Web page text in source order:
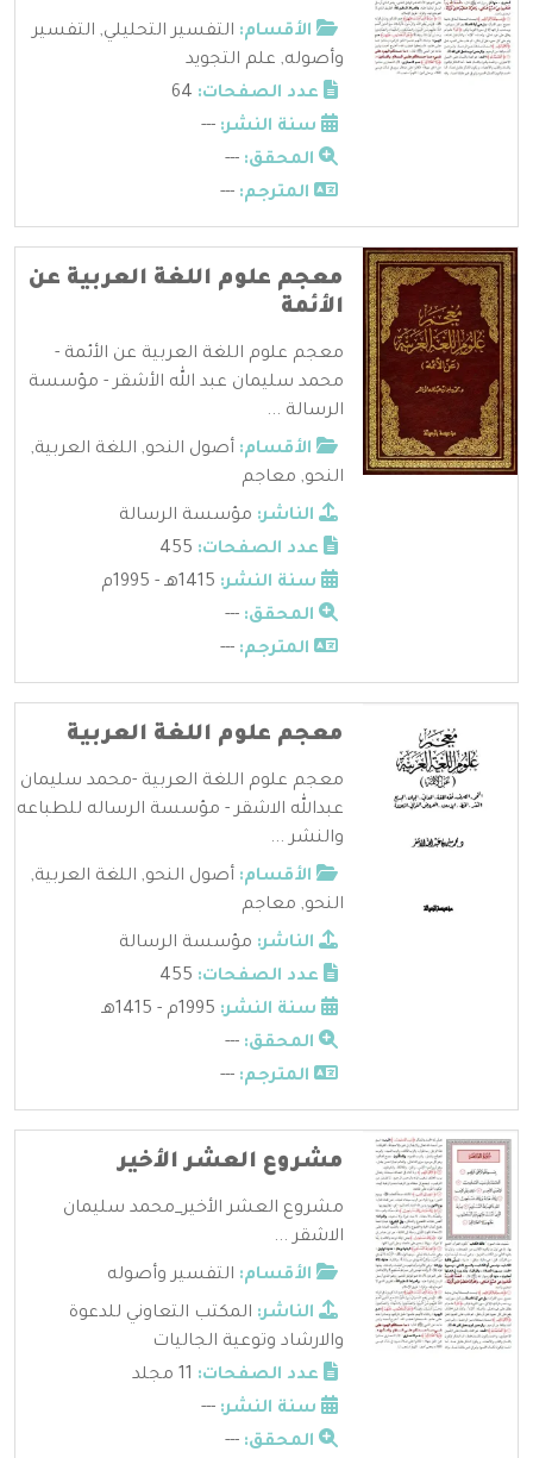
الأقسام: التفسير التحليلي, التفسير
وأصوله, علم التجويد
عدد الصفحات:
سنة النشر: ---
المحقق: ---
المترجم: ---
معجم علوم اللغة العربية عن
الأئمة
معجم علوم اللغة العربية عن الأئمة -
محمد سليمان عبد الله الأشقر - مؤسسة
الرسالة ...
الأقسام: أصول النحو, اللغة العربية,
النحو, معاجم
الناشر: مؤسسة الرسالة
عدد الصفحات:
سنة النشر:
المحقق: ---
المترجم: ---
معجم علوم اللغة العربية
معجم علوم اللغة العربية -محمد سليمان
عبدالله الاشقر - مؤسسة الرساله للطباعه
والنشر ...
الأقسام: أصول النحو, اللغة العربية,
النحو, معاجم
الناشر: مؤسسة الرسالة
عدد الصفحات:
سنة النشر:
المحقق: ---
المترجم: ---
مشروع العشر الأخير
مشروع العشر الأخير_محمد سليمان
الاشقر ...
الأقسام: التفسير وأصوله
الناشر: المكتب التعاوني للدعوة
والارشاد وتوعية الجاليات
عدد الصفحات:
سنة النشر: ---
المحقق: ---